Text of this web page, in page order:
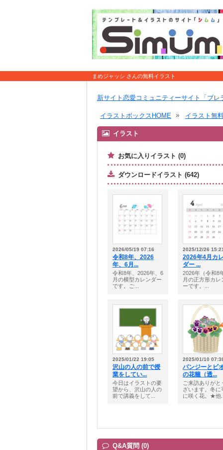
まめジャッシ さんの無料イラスト
新サイト恋愛コミュニティーサイト「ブレ
イラストボックスHOME イラスト無
イラスト
お気に入りイラスト (0)
ダウンロードイラスト (642)
2026/05/19 07:16
令和8年、2026
年、6月...
令和8年、2026年、6
月の横型カレンダー
です。ご...
2025/12/26
2026年4月カ
ダー ...
2026年（令和8
月の正方形カレ
ーです。...
2025/01/22 19:05
沢山の人の前で授
業をしてい...
今日はイラストの要
望から、沢山の人の
前で講義をして...
2025/01/10
パンジーとビ
の花籠（透...
ご来訪ありがと
ざいます。冬に
に咲く花。★他
Q&A質問 (0)